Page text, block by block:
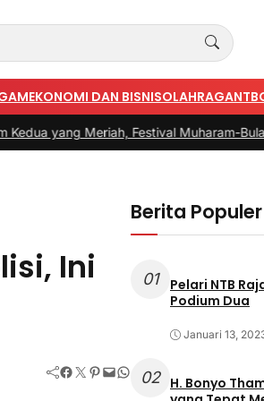
EKONOMI DAN BISNISOLAHRAGANTB
Meriah, Festival Muharam-Bulan Bung
Ini
Facebook Twitter Pinterest Mail WhatsApp
Berita Populer
01
Pelari NTB
Podium Dua
Januari 13,
02
H. Bonyo Thamrin Rayes